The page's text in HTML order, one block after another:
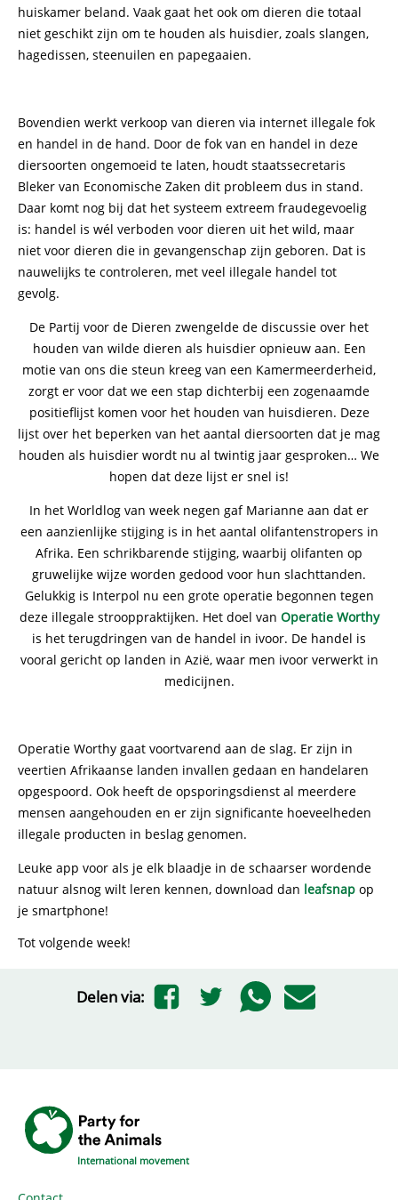
huiskamer beland. Vaak gaat het ook om dieren die totaal
niet geschikt zijn om te houden als huisdier, zoals slangen,
hagedissen, steenuilen en papegaaien.
Bovendien werkt verkoop van dieren via internet illegale fok
en handel in de hand. Door de fok van en handel in deze
diersoorten ongemoeid te laten, houdt staatssecretaris
Bleker van Economische Zaken dit probleem dus in stand.
Daar komt nog bij dat het systeem extreem fraudegevoelig
is: handel is wél verboden voor dieren uit het wild, maar
niet voor dieren die in gevangenschap zijn geboren. Dat is
nauwelijks te controleren, met veel illegale handel tot
gevolg.
De Partij voor de Dieren zwengelde de discussie over het
houden van wilde dieren als huisdier opnieuw aan. Een
motie van ons die steun kreeg van een Kamermeerderheid,
zorgt er voor dat we een stap dichterbij een zogenaamde
positieflijst komen voor het houden van huisdieren. Deze
lijst over het beperken van het aantal diersoorten dat je mag
houden als huisdier wordt nu al twintig jaar gesproken… We
hopen dat deze lijst er snel is!
In het Worldlog van week negen gaf Marianne aan dat er
een aanzienlijke stijging is in het aantal olifantenstropers in
Afrika. Een schrikbarende stijging, waarbij olifanten op
gruwelijke wijze worden gedood voor hun slachttanden.
Gelukkig is Interpol nu een grote operatie begonnen tegen
deze illegale strooppraktijken. Het doel van Operatie Worthy
is het terugdringen van de handel in ivoor. De handel is
vooral gericht op landen in Azië, waar men ivoor verwerkt in
medicijnen.
Operatie Worthy gaat voortvarend aan de slag. Er zijn in
veertien Afrikaanse landen invallen gedaan en handelaren
opgespoord. Ook heeft de opsporingsdienst al meerdere
mensen aangehouden en er zijn significante hoeveelheden
illegale producten in beslag genomen.
Leuke app voor als je elk blaadje in de schaarser wordende
natuur alsnog wilt leren kennen, download dan leafsnap op
je smartphone!
Tot volgende week!
Delen via:
International movement